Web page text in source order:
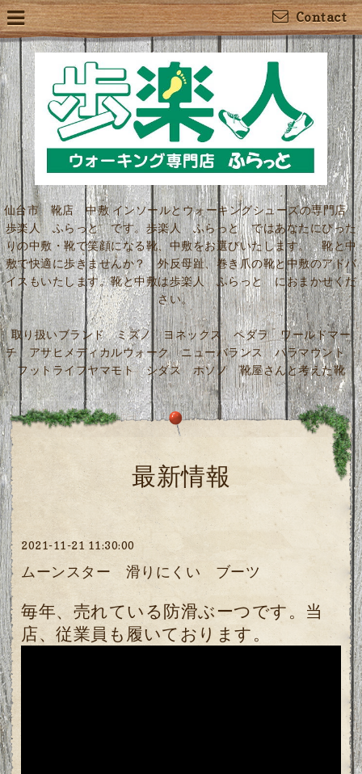
Contact
仙台市 靴店 中敷 インソールとウォーキングシューズの専門店
歩楽人 ふらっと です。歩楽人 ふらっと ではあなたにぴった
りの中敷・靴で笑顔になる靴、中敷をお選びいたします。 靴と中
敷で快適に歩きませんか？ 外反母趾、巻き爪の靴と中敷のアドバ
イスもいたします。靴と中敷は歩楽人 ふらっと におまかせくだ
さい。
取り扱いブランド ミズノ ヨネックス ペダラ ワールドマー
チ アサヒメディカルウォーク ニューバランス パラマウント
フットライフヤマモト シダス ホソノ 靴屋さんと考えた靴
最新情報
2021-11-21 11:30:00
ムーンスター 滑りにくい ブーツ
毎年、売れている防滑ぶーつです。当
店、従業員も履いております。